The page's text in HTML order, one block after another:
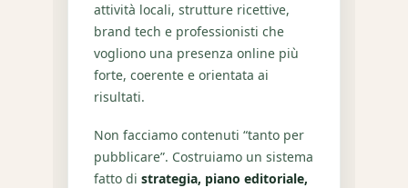
attività locali, strutture ricettive,
brand tech e professionisti che
vogliono una presenza online più
forte, coerente e orientata ai
risultati.
Non facciamo contenuti “tanto per
pubblicare”. Costruiamo un sistema
fatto di strategia, piano editoriale,